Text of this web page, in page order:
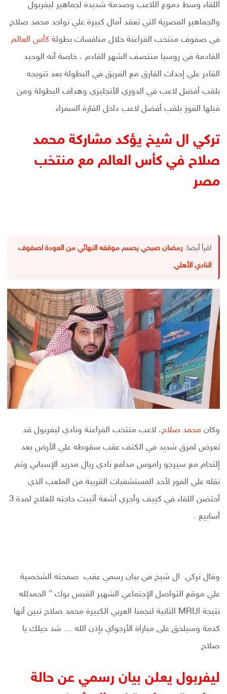
اللقاء وسط دموع اللاعب وصدمة شديدة لجماهير ليفربول
والجماهير المصرية التي تعقد أمال كبيرة علي تواجد محمد صلاح
في صفوف منتخب الفراعنة خلال منافسات بطولة كأس العالم
القادمة في روسيا منتصف الشهر القادم ، خاصة أنه الوحيد
القادر علي إحداث الفارق مع الفريق في البطولة بعد تتويجه
بلقب أفضل لاعب في الدوري الأنجليزي وهداف البطولة ومن
قبلها الفوز بلقب أفضل لاعب داخل القارة السمراء
تركي ال شيخ يؤكد مشاركة محمد
صلاح في كأس العالم مع منتخب
مصر
اقرأ أيضا: رمضان صبحي يحسم موقفه النهائي من العودة لصفوف
النادي الأهلي
وكان محمد صلاح، لاعب منتخب الفراعنة ونادي ليفربول قد
تعرض لمزق شديد في الكتف عقب سقوطه علي الأرض بعد
إلتحام مع سيرجو راموس مدافع نادي ريال مدريد الإسباني وتم
نقله علي الفور لأحد المستشفيات القريبة من الملعب الذي
أحتضن اللقاء في كييف وأجري أشعة أثببت حاجته للعلاج لمدة 3
أسابيع .
وقال تركي ال شيخ في بيان رسمي عقب صفحته الشخصية
علي موقع التواصل الإجتماعي الشهير الفيس بوك ” الحمدلله
نتيجة الـMRI الثانية لنجمنا العربي الكبيرة محمد صلاح تبين أنها
كدمة وسيلحق على مباراة الأرجواي بإذن الله … شد حيلك يا
صلاح
ليفربول يعلن بيان رسمي عن حالة